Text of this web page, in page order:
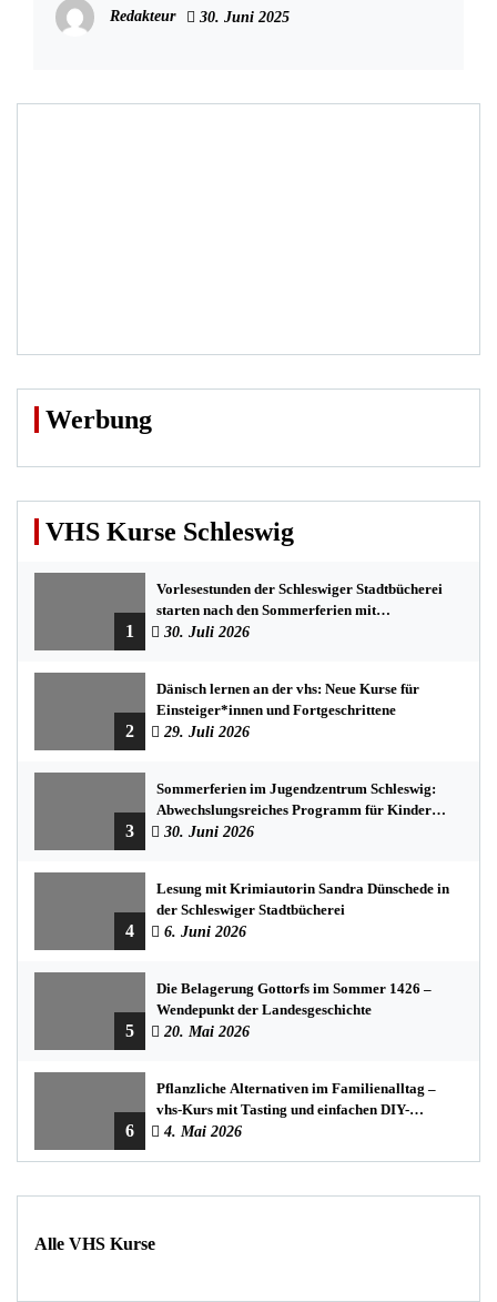
Redakteur 30. Juni 2025
Werbung
VHS Kurse Schleswig
1
Vorlesestunden der Schleswiger Stadtbücherei
starten nach den Sommerferien mit
spannenden Geschichten
30. Juli 2026
2
Dänisch lernen an der vhs: Neue Kurse für
Einsteiger*innen und Fortgeschrittene
29. Juli 2026
3
Sommerferien im Jugendzentrum Schleswig:
Abwechslungsreiches Programm für Kinder
und Jugendliche
30. Juni 2026
4
Lesung mit Krimiautorin Sandra Dünschede in
der Schleswiger Stadtbücherei
6. Juni 2026
5
Die Belagerung Gottorfs im Sommer 1426 –
Wendepunkt der Landesgeschichte
20. Mai 2026
6
Pflanzliche Alternativen im Familienalltag –
vhs-Kurs mit Tasting und einfachen DIY-
Rezepten
4. Mai 2026
Alle VHS Kurse